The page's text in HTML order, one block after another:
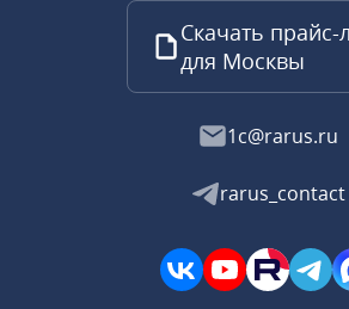
Скачать прайс-
для Москвы
1c@rarus.ru
rarus_contact